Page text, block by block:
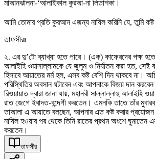
মাআনঝালনা-‘আলাইকাল কুরআ-না লিতাশকা।
আমি তোমার প্রতি কুরআন এজন্য নাযিল করিনি যে, তুমি
তাফসীরঃ
২. এর দু’টো ব্যাখ্যা হতে পারে। (এক) কাফেরদের পক্ষ হতে
আলাইহি ওয়াসাল্লামকে যে জুলুম ও নির্যাতন করা হত, সেই
হিসাবে আয়াতের মর্ম হল, এসব কষ্ট বেশি দিন থাকবে না।
পরিস্থিতির অবসান ঘটাবেন এবং আপনাকে বিজয় দান
রিওয়ায়াত দ্বারা জানা যায়, মহানবী সাল্লাল্লাহু আলাইহি
রাত জেগে ইবাদত-বন্দেগী করতেন। এমনকি তাতে তাঁর
তাআলা এ আয়াতে বলছেন, আপনার এত কষ্ট করার
নাযিল হওয়ার পর থেকে তিনি রাতের প্রথম অংশে ঘুমাতেন
করতেন।
তাফসীর